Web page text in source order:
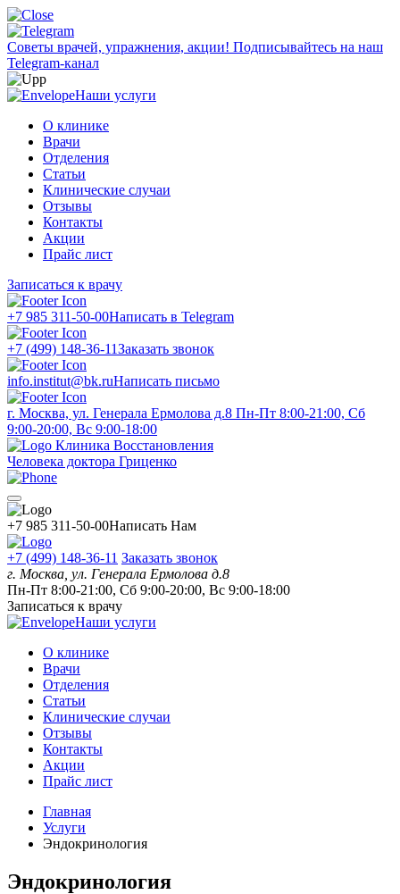
Советы врачей, упражнения, акции! Подписывайтесь на наш
Telegram-канал
Наши услуги
О клинике
Врачи
Отделения
Статьи
Клинические случаи
Отзывы
Контакты
Акции
Прайс лист
Записаться к врачу
+7 985 311-50-00Написать в Telegram
+7 (499) 148-36-11Заказать звонок
info.institut@bk.ruНаписать письмо
г. Москва, ул. Генерала Ермолова д.8 Пн-Пт 8:00-21:00, Сб
9:00-20:00, Вс 9:00-18:00
Клиника Восстановления
Человека доктора Гриценко
+7 985 311-50-00Написать Нам
+7 (499) 148-36-11 Заказать звонок
г. Москва, ул. Генерала Ермолова д.8
Пн-Пт 8:00-21:00, Сб 9:00-20:00, Вс 9:00-18:00
Записаться к врачу
Наши услуги
О клинике
Врачи
Отделения
Статьи
Клинические случаи
Отзывы
Контакты
Акции
Прайс лист
Главная
Услуги
Эндокринология
Эндокринология